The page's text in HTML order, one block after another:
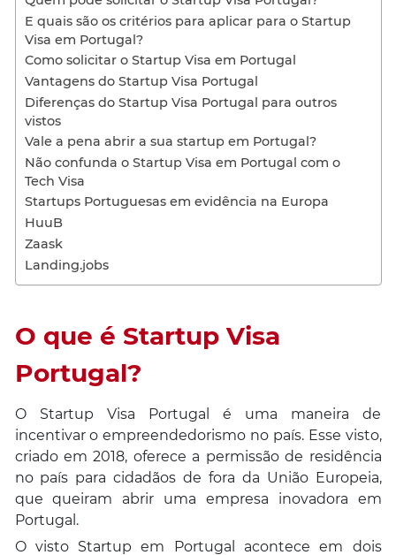
E quais são os critérios para aplicar para o Startup
Visa em Portugal?
Como solicitar o Startup Visa em Portugal
Vantagens do Startup Visa Portugal
Diferenças do Startup Visa Portugal para outros
vistos
Vale a pena abrir a sua startup em Portugal?
Não confunda o Startup Visa em Portugal com o
Tech Visa
Startups Portuguesas em evidência na Europa
HuuB
Zaask
Landing.jobs
O que é Startup Visa
Portugal?
O Startup Visa Portugal é uma maneira de
incentivar o empreendedorismo no país. Esse visto,
criado em 2018, oferece a permissão de residência
no país para cidadãos de fora da União Europeia,
que queiram abrir uma empresa inovadora em
Portugal.
O visto Startup em Portugal acontece em dois